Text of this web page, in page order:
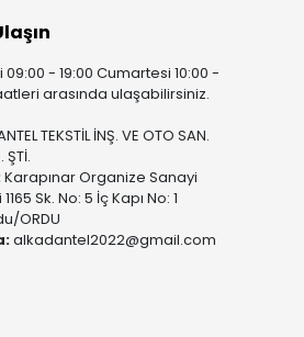
- 19:00 Cumartesi 10:00 -
arasında ulaşabilirsiniz.
TEKSTİL İNŞ. VE OTO SAN.
ŞTİ.
Karapınar Organize Sanayi
Sk. No: 5 İç Kapı No: 1
ORDU
alkadantel2022@gmail.com